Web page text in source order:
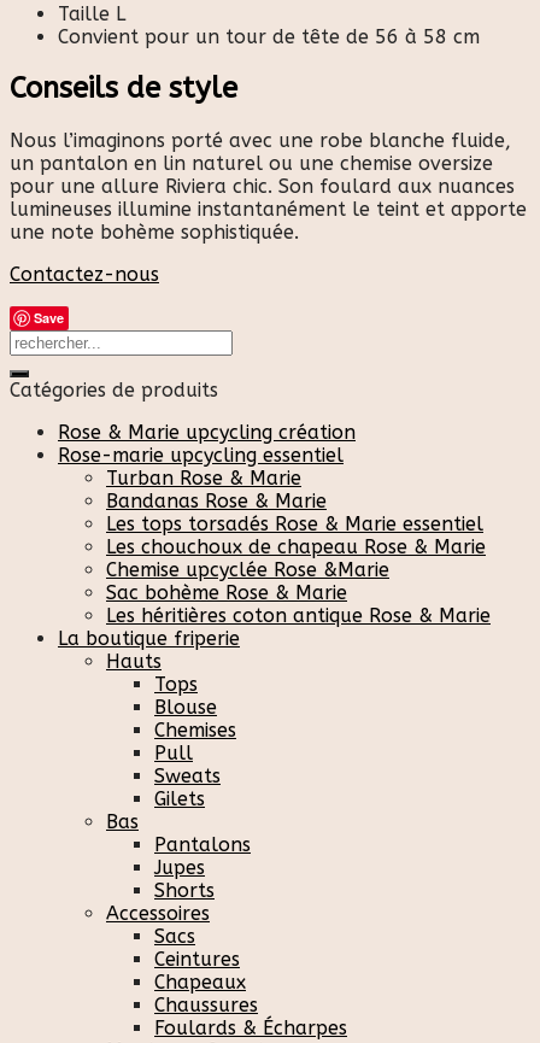
Taille L
Convient pour un tour de tête de 56 à 58 cm
Conseils de style
Nous l’imaginons porté avec une robe blanche fluide,
un pantalon en lin naturel ou une chemise oversize
pour une allure Riviera chic. Son foulard aux nuances
lumineuses illumine instantanément le teint et apporte
une note bohème sophistiquée.
Contactez-nous
Save
Catégories de produits
Rose & Marie upcycling création
Rose-marie upcycling essentiel
Turban Rose & Marie
Bandanas Rose & Marie
Les tops torsadés Rose & Marie essentiel
Les chouchoux de chapeau Rose & Marie
Chemise upcyclée Rose &Marie
Sac bohème Rose & Marie
Les héritières coton antique Rose & Marie
La boutique friperie
Hauts
Tops
Blouse
Chemises
Pull
Sweats
Gilets
Bas
Pantalons
Jupes
Shorts
Accessoires
Sacs
Ceintures
Chapeaux
Chaussures
Foulards & Écharpes